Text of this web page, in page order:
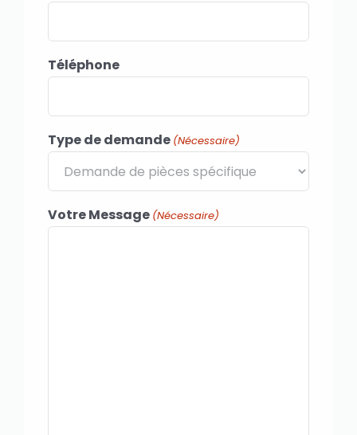
Téléphone
Type de demande (Nécessaire)
Votre Message (Nécessaire)